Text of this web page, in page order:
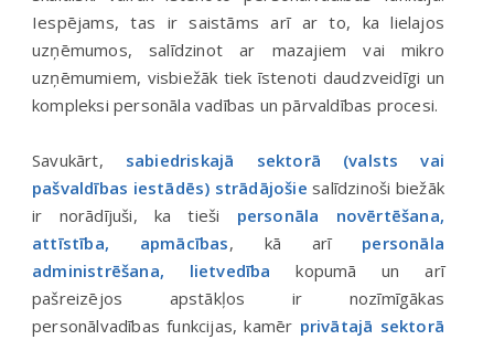
Iespējams, tas ir saistāms arī ar to, ka lielajos
uzņēmumos, salīdzinot ar mazajiem vai mikro
uzņēmumiem, visbiežāk tiek īstenoti daudzveidīgi un
kompleksi personāla vadības un pārvaldības procesi.
Savukārt, sabiedriskajā sektorā (valsts vai
pašvaldības iestādēs) strādājošie salīdzinoši biežāk
ir norādījuši, ka tieši personāla novērtēšana,
attīstība, apmācības, kā arī personāla
administrēšana, lietvedība kopumā un arī
pašreizējos apstākļos ir nozīmīgākas
personālvadības funkcijas, kamēr privātajā sektorā